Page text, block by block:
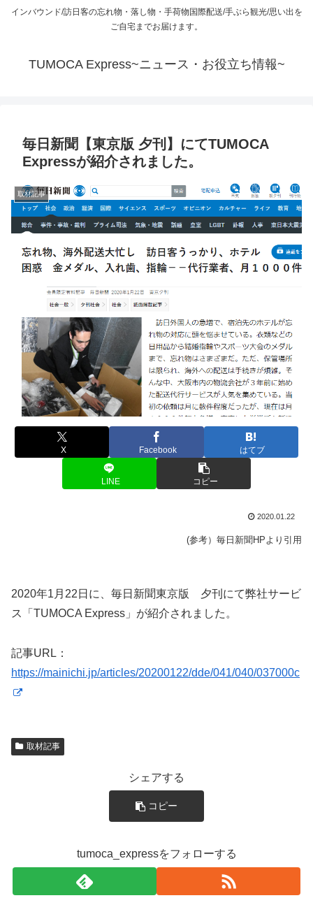
インバウンド/訪日客の忘れ物・落し物・手荷物国際配送/手ぶら観光/思い出を
ご自宅までお届けます。
TUMOCA Express~ニュース・お役立ち情報~
毎日新聞【東京版 夕刊】にてTUMOCA
Expressが紹介されました。
取材記事
X Facebook はてブ
LINE コピー
2020.01.22
(参考）毎日新聞HPより引用
2020年1月22日に、毎日新聞東京版 夕刊にて弊社サービ
ス「TUMOCA Express」が紹介されました。
記事URL：
https://mainichi.jp/articles/20200122/dde/041/040/037000c
取材記事
シェアする
コピー
tumoca_expressをフォローする